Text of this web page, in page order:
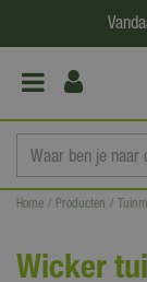
a
Home Producten
Wicker